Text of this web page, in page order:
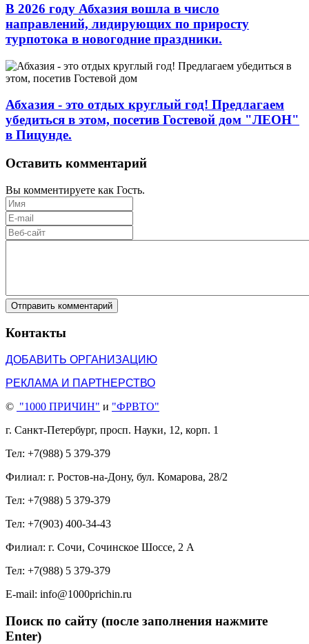
В 2026 году Абхазия вошла в число
направлений, лидирующих по приросту
турпотока в новогодние праздники.
Абхазия - это отдых круглый год! Предлагаем
убедиться в этом, посетив Гостевой дом "ЛЕОН"
в Пицунде.
Оставить комментарий
Вы комментируете как Гость.
Отправить комментарий
Контакты
ДОБАВИТЬ ОРГАНИЗАЦИЮ
РЕКЛАМА И ПАРТНЕРСТВО
© "1000 ПРИЧИН" и "ФРВТО"
г. Санкт-Петербург, просп. Науки, 12, корп. 1
Тел: +7(988) 5 379-379
Филиал: г. Ростов-на-Дону, бул. Комарова, 28/2
Тел: +7(988) 5 379-379
Тел: +7(903) 400-34-43
Филиал: г. Сочи, Сочинское Шоссе, 2 А
Тел: +7(988) 5 379-379
E-mail: info@1000prichin.ru
Поиск по сайту (после заполнения нажмите
Enter)